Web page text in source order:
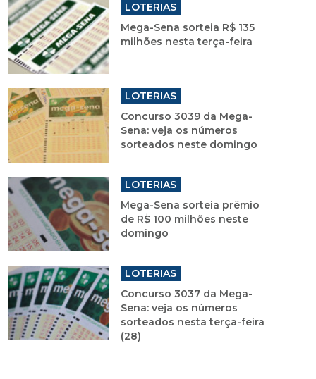
LOTERIAS
Mega-Sena sorteia R$ 135
milhões nesta terça-feira
LOTERIAS
Concurso 3039 da Mega-
Sena: veja os números
sorteados neste domingo
LOTERIAS
Mega-Sena sorteia prêmio
de R$ 100 milhões neste
domingo
LOTERIAS
Concurso 3037 da Mega-
Sena: veja os números
sorteados nesta terça-feira
(28)